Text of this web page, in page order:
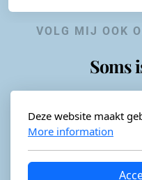
VOLG MIJ OOK
Soms
Deze website maakt
More information